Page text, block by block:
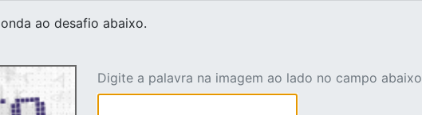
ao desafio abaixo.
Digite a palavra na imagem ao lado no campo abaixo